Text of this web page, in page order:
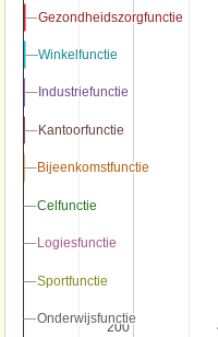
200
200
Gezondheidszorgfunctie
Gezondheidszorgfunctie
Winkelfunctie
Winkelfunctie
Industriefunctie
Industriefunctie
Kantoorfunctie
Kantoorfunctie
Bijeenkomstfunctie
Bijeenkomstfunctie
Celfunctie
Celfunctie
Logiesfunctie
Logiesfunctie
Sportfunctie
Sportfunctie
Onderwijsfunctie
Onderwijsfunctie